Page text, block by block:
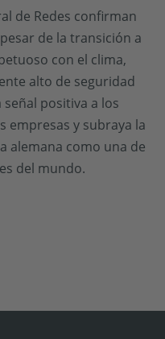
de Redes confirman
de la transición a
con el clima,
alto de seguridad
positiva a los
empresas y subraya la
alemana como una de
del mundo.